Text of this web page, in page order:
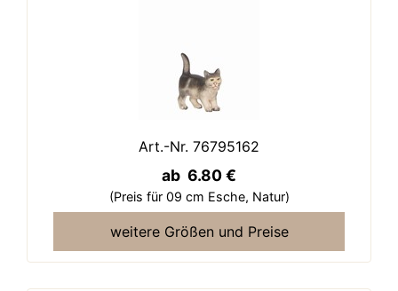
Art.-Nr. 76795162
ab 6.80 €
(Preis für 09 cm Esche, Natur)
weitere Größen und Preise